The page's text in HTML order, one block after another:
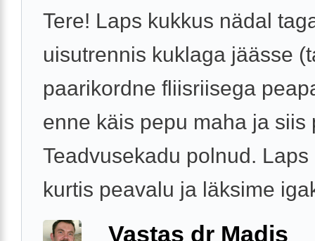
Tere! Laps kukkus nädal
uisutrennis kuklaga jäässe
paarikordne fliisriisega
enne käis pepu maha ja siis
Teadvusekadu polnud. Laps
kurtis peavalu ja läksime
Vastas dr Madis